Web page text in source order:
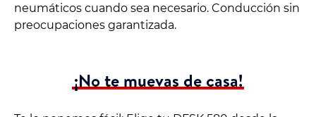
neumáticos cuando sea necesario. Conducción sin
preocupaciones garantizada.
¡No te muevas de casa!